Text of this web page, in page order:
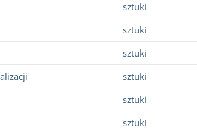
sztuki
sztuki
sztuki
sztuki
sztuki
sztuki